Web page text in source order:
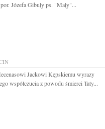
Józefa Gibuły ps. "Mały"...
Jackowi Kępskiemu wyrazy
współczucia z powodu śmierci Taty...